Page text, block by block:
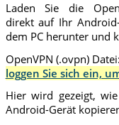
Laden Sie die
direkt auf Ihr
dem PC herunter und
OpenVPN (.ovpn) Datei:
loggen Sie sich ein,
Hier wird gezeigt,
Android-Gerät